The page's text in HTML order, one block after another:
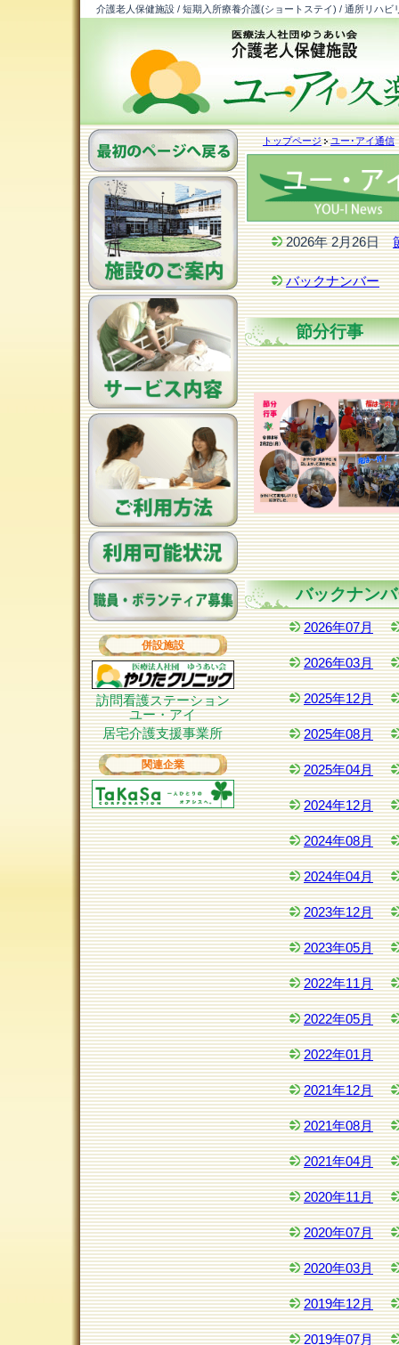
介護老人保健施設 / 短期入所療養介護(ショートステイ) / 通所リハ
併設施設
訪問看護ステーション
ユー・アイ
居宅介護支援事業所
関連企業
トップページ ユー･アイ通信
2026年 2月26日
バックナンバー
節分行事
バックナン
2026年07月
2026年03月
2025年12月
2025年08月
2025年04月
2024年12月
2024年08月
2024年04月
2023年12月
2023年05月
2022年11月
2022年05月
2022年01月
2021年12月
2021年08月
2021年04月
2020年11月
2020年07月
2020年03月
2019年12月
2019年07月